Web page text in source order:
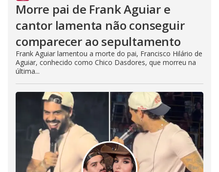
Morre pai de Frank Aguiar e
cantor lamenta não conseguir
comparecer ao sepultamento
Frank Aguiar lamentou a morte do pai, Francisco Hilário de
Aguiar, conhecido como Chico Dasdores, que morreu na
última...